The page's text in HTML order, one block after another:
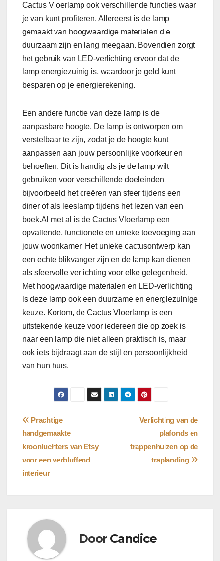
Cactus Vloerlamp ook verschillende functies waar
je van kunt profiteren. Allereerst is de lamp
gemaakt van hoogwaardige materialen die
duurzaam zijn en lang meegaan. Bovendien zorgt
het gebruik van LED-verlichting ervoor dat de
lamp energiezuinig is, waardoor je geld kunt
besparen op je energierekening.
Een andere functie van deze lamp is de
aanpasbare hoogte. De lamp is ontworpen om
verstelbaar te zijn, zodat je de hoogte kunt
aanpassen aan jouw persoonlijke voorkeur en
behoeften. Dit is handig als je de lamp wilt
gebruiken voor verschillende doeleinden,
bijvoorbeeld het creëren van sfeer tijdens een
diner of als leeslamp tijdens het lezen van een
boek.Al met al is de Cactus Vloerlamp een
opvallende, functionele en unieke toevoeging aan
jouw woonkamer. Het unieke cactusontwerp kan
een echte blikvanger zijn en de lamp kan dienen
als sfeervolle verlichting voor elke gelegenheid.
Met hoogwaardige materialen en LED-verlichting
is deze lamp ook een duurzame en energiezuinige
keuze. Kortom, de Cactus Vloerlamp is een
uitstekende keuze voor iedereen die op zoek is
naar een lamp die niet alleen praktisch is, maar
ook iets bijdraagt aan de stijl en persoonlijkheid
van hun huis.
Bericht
navigatie
Verlichting van de
plafonds en
trappenhuizen op de
traplanding
Prachtige
handgemaakte
kroonluchters van Etsy
voor een verbluffend
interieur
Door Candice